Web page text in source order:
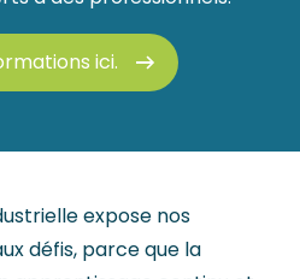
ici.
expose nos
défis, parce que la